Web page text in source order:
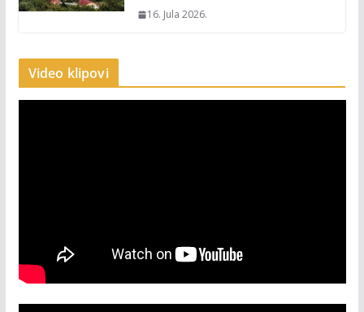
16. Jula 2026.
Video klipovi